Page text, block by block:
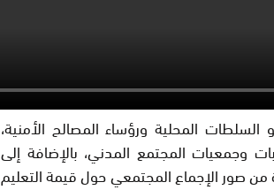
المحلية ورؤساء المصالح الأمنية،
وجمعيات المجتمع المدني، بالإضافة إلى
صور الإجماع المجتمعي حول قيمة التعليم